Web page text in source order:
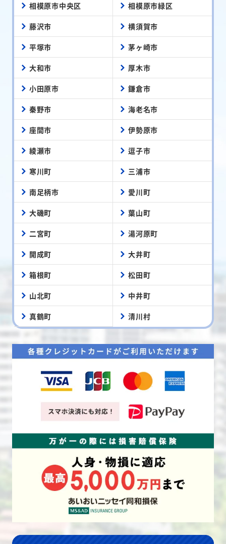
相模原市中央区 相模原市緑区
藤沢市 横須賀市
平塚市 茅ヶ崎市
大和市 厚木市
小田原市 鎌倉市
秦野市 海老名市
座間市 伊勢原市
綾瀬市 逗子市
寒川町 三浦市
南足柄市 愛川町
大磯町 葉山町
二宮町 湯河原町
開成町 大井町
箱根町 松田町
山北町 中井町
真鶴町 清川村